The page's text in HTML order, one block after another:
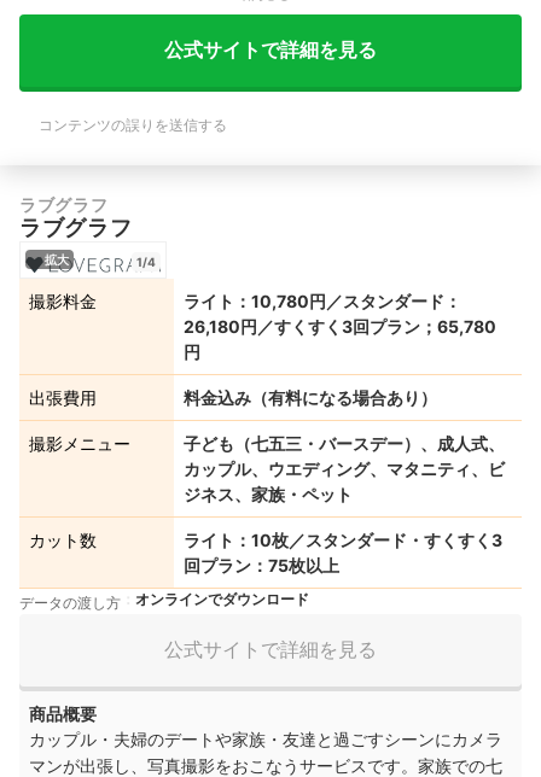
公式サイトで詳細を見る
コンテンツの誤りを送信する
ラブグラフ
ラブグラフ
拡大 1/4
撮影料金
ライト：10,780円／スタンダード：
26,180円／すくすく3回プラン；65,780
円
出張費用 料金込み（有料になる場合あり）
撮影メニュー
子ども（七五三・バースデー）、成人式、
カップル、ウエディング、マタニティ、ビ
ジネス、家族・ペット
カット数
ライト：10枚／スタンダード・すくすく3
回プラン：75枚以上
データの渡し方 オンラインでダウンロード
公式サイトで詳細を見る
商品概要
カップル・夫婦のデートや家族・友達と過ごすシーンにカメラ
マンが出張し、写真撮影をおこなうサービスです。家族での七